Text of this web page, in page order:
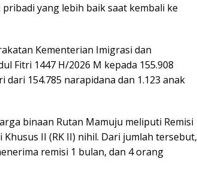
yang lebih baik saat kembali ke
Kementerian Imigrasi dan
Fitri 1447 H/2026 M kepada 155.908
154.785 narapidana dan 1.123 anak
binaan Rutan Mamuju meliputi Remisi
Khusus II (RK II) nihil. Dari jumlah tersebut,
remisi 1 bulan, dan 4 orang